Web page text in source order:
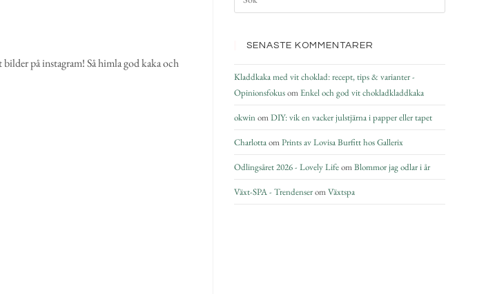
på instagram! Så himla god kaka och
SENASTE KOMMENTARER
Kladdkaka med vit choklad: recept, tips & varianter -
OpinionsfokusomEnkel och god vit chokladkladdkaka
okwinomDIY: vik en vacker julstjärna i papper eller tapet
CharlottaomPrints av Lovisa Burfitt hos Gallerix
Odlingsåret 2026 - Lovely LifeomBlommor jag odlar i år
Växt-SPA - TrendenseromVäxtspa